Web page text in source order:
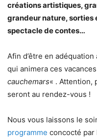
créations artistiques,
grandeur nature, sorties
spectacle de contes…
Afin d’être en
qui animera ces
cauchemars« . Attention,
seront au rendez-vous !
Nous vous laissons le
programme concocté par